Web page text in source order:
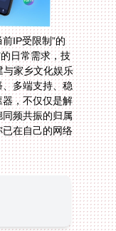
IP受限制”的
日常需求，技
家乡文化娱乐
多端支持、稳
，不仅仅是解
频共振的归属
在自己的网络